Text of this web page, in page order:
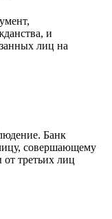
и
лиц на
Банк
совершающему
третьих лиц